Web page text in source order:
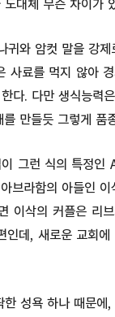
대체 무슨 차이가
귀와 암컷 말을 강
사료를 먹지 않아
다. 다만 생식능력
만들듯 그렇게
그런 식의 특정
브라함의 아들인
이삭의 커플은 리
인데, 새로운 교회
성욕 하나 때문